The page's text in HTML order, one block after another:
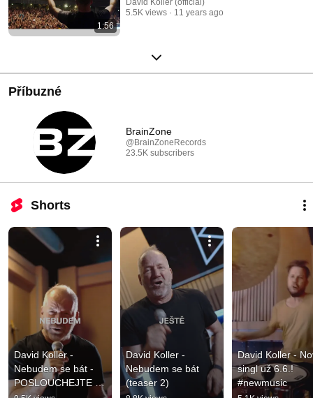
1:56
5.5K views
11 years ago
Příbuzné
BrainZone
@BrainZoneRecords
23.5K subscribers
Shorts
David Koller -
Nebudem se bát -
POSLOUCHEJTE
David Koller -
Nebudem se bát
(teaser 2)
David Koller -
singl už 6.6.!
#newmusic